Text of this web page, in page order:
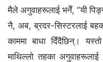
मैले अगुवाहरूलाई भनेँ, “यी
नै, अब, ब्रदर-सिस्टरलाई
काममा बाधा दिँदैछिन्।
माथिल्लो तहका